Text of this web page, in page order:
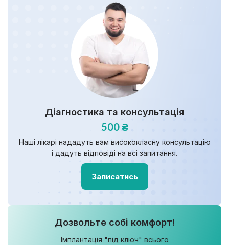
Діагностика та консультація
500 ₴
Наші лікарі нададуть вам висококласну консультацію
і дадуть відповіді на всі запитання.
Записатись
Дозвольте собі комфорт!
Імплантація "під ключ" всього